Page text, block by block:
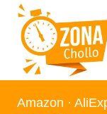
Saltar
contenido
Amazon ·